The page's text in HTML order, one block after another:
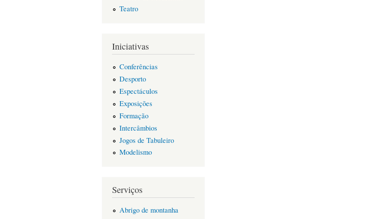
Teatro
Iniciativas
Conferências
Desporto
Espectáculos
Exposições
Formação
Intercâmbios
Jogos de Tabuleiro
Modelismo
Serviços
Abrigo de montanha